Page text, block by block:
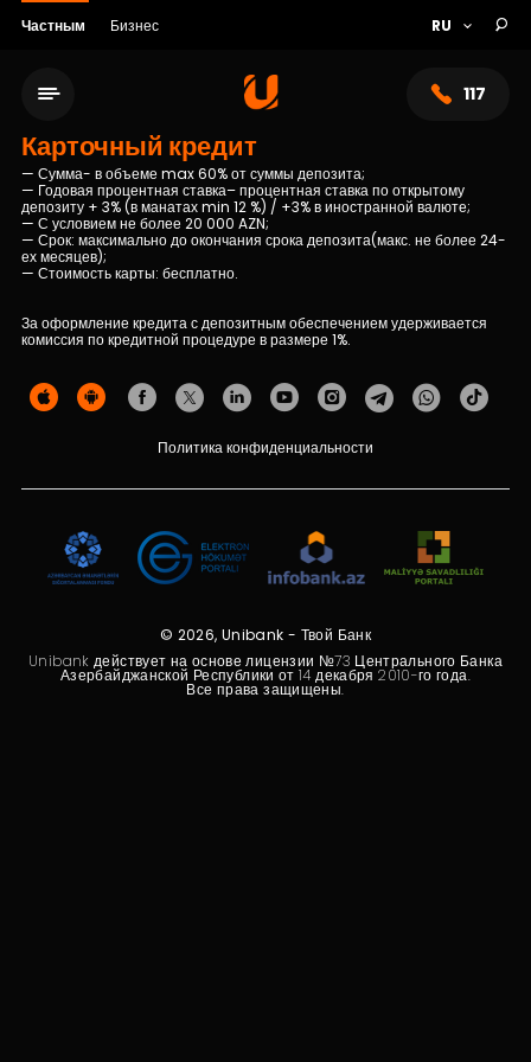
Частным Бизнес
117
Сеть обслуживания
Устойчивость
Тарифы
Карточный кредит
— Сумма- в объеме max 60% от суммы депозита;
— Годовая процентная ставка– процентная ставка по открытому
депозиту + 3% (в манатах min 12 %) / +3% в иностранной валюте;
— С условием не более 20 000 AZN;
— Срок: максимально до окончания срока депозита(макс. не более 24-
ех месяцев);
— Стоимость карты: бесплатно.
За оформление кредита с депозитным обеспечением удерживается
комиссия по кредитной процедуре в размере 1%.
Политика конфиденциальности
© 2026, Unibank - Твой Банк
Unibank действует на основе лицензии №73 Центрального Банка
Азербайджанской Республики от 14 декабря 2010-го года.
Все права защищены.